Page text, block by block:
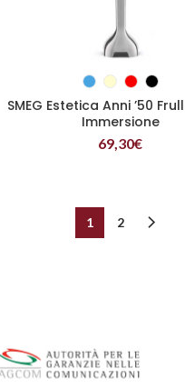
SCEGLI
SMEG Estetica Anni ’50
Immersione
69,30€
1 2